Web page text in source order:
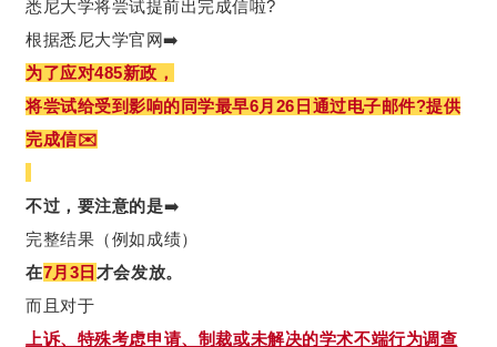
悉尼大学将尝试提前出完成信啦?
根据悉尼大学官网➡️
为了应对485新政，
将尝试给受到影响的同学最早6月26日通过电子邮件?提供
完成信✉️
不过，要注意的是➡️
完整结果（例如成绩）
在7月3日 才会发放。
而且对于
上诉、特殊考虑申请、制裁或未解决的学术不端行为调查